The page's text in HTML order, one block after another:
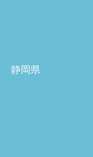
静岡県